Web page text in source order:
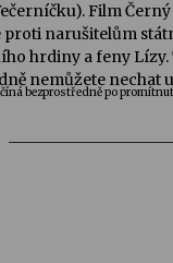
Film
proti narušitelům
hrdiny a feny
nemůžete nechat
bezprostředně po